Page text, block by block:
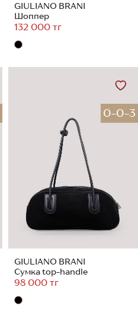
GIULIANO BRANI
Шоппер
132 000 тг
0-0-3
GIULIANO BRANI
Сумка top-handle
98 000 тг